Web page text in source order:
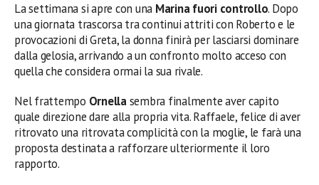
La settimana si apre con una Marina fuori controllo. Dopo
una giornata trascorsa tra continui attriti con Roberto e le
provocazioni di Greta, la donna finirà per lasciarsi dominare
dalla gelosia, arrivando a un confronto molto acceso con
quella che considera ormai la sua rivale.
Nel frattempo Ornellasembra finalmente aver capito
quale direzione dare alla propria vita. Raffaele, felice di aver
ritrovato una ritrovata complicità con la moglie, le farà una
proposta destinata a rafforzare ulteriormente il loro
rapporto.